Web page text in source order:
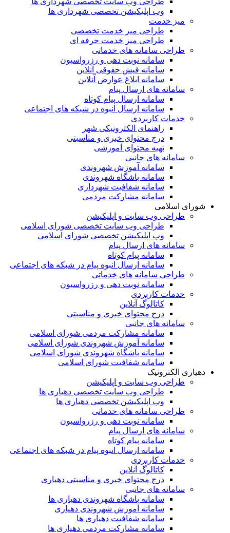
وب اپلیکیشن تخصصی شهرداری ها
میز خدمت
طراحی میز خدمت تخصصی
طراحی میز خدمت حرفه ای
طراحی سامانه های خدماتی
سامانه نوبت دهی و رزرواسیون
سامانه فیش حقوقی آنلاین
سامانه ابلاغ عوارض آنلاین
سامانه های ارسال پیام
سامانه ارسال پیام کوتاه
سامانه ارسال انبوه در شبکه های اجتماعی
خدمات کاربردی
راهنمای الکترونیکی شهر
درج محتوای خبری و مناسبتی
تهیه محتوای آموزشی
سامانه های جانبی
سامانه آموزش شهروندی
سامانه باشگاه شهروندی
سامانه شفافیت شهرداری
سامانه مشارکت مردمی
شورای اسلامی
طراحی وب سایت و اپلیکیشن
طراحی وب سایت تخصصی شورای اسلامی
وب اپلیکیشن تخصصی شورای اسلامی
سامانه های ارسال پیام
سامانه پیام کوتاه
سامانه ارسال انبوه پیام در شبکه های اجتماعی
طراحی سامانه های خدماتی
سامانه نوبت دهی و رزرواسیون
خدمات کاربردی
کاتالوگ آنلاین
درج محتوای خبری و مناسبتی
سامانه های جانبی
سامانه مشارکت مردمی شورای اسلامی
سامانه آموزش شهروندی شورای اسلامی
سامانه باشگاه شهروندی شورای اسلامی
سامانه شفافیت شورای اسلامی
دهیاری الکترونیک
طراحی وب سایت و اپلیکیشن
طراحی وب سایت تخصصی دهیاری ها
وب اپلیکیشن تخصصی دهیاری ها
طراحی سامانه های خدماتی
سامانه نوبت دهی و رزرواسیون
سامانه های ارسال پیام
سامانه پیام کوتاه
سامانه ارسال انبوه پیام در شبکه های اجتماعی
خدمات کاربردی
کاتالوگ آنلاین
درج محتوای خبری و مناسبتی دهیاری
سامانه های جانبی
سامانه باشگاه شهروندی دهیاری ها
سامانه آموزش شهروندی دهیاری
سامانه شفافیت دهیاری ها
سامانه مشارکت مردمی دهیاری ها